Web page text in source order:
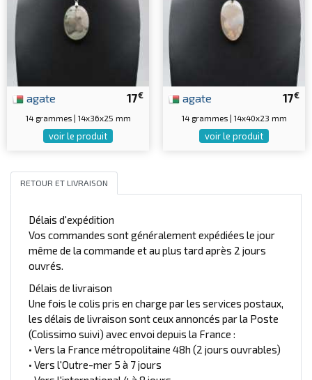
17€
agate
14 grammes | 14x36x25 mm
voir le produit
17€
agate
14 grammes | 14x40x23 mm
voir le produit
RETOUR ET LIVRAISON
Délais d'expédition
Vos commandes sont généralement expédiées le jour
même de la commande et au plus tard après 2 jours
ouvrés.
Délais de livraison
Une fois le colis pris en charge par les services postaux,
les délais de livraison sont ceux annoncés par la Poste
(Colissimo suivi) avec envoi depuis la France :
• Vers la France métropolitaine 48h (2 jours ouvrables)
• Vers l'Outre-mer 5 à 7 jours